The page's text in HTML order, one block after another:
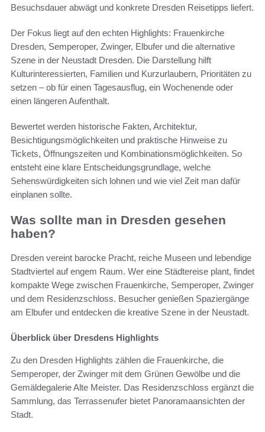
Besuchsdauer abwägt und konkrete Dresden Reisetipps liefert.
Der Fokus liegt auf den echten Highlights: Frauenkirche
Dresden, Semperoper, Zwinger, Elbufer und die alternative
Szene in der Neustadt Dresden. Die Darstellung hilft
Kulturinteressierten, Familien und Kurzurlaubern, Prioritäten zu
setzen – ob für einen Tagesausflug, ein Wochenende oder
einen längeren Aufenthalt.
Bewertet werden historische Fakten, Architektur,
Besichtigungsmöglichkeiten und praktische Hinweise zu
Tickets, Öffnungszeiten und Kombinationsmöglichkeiten. So
entsteht eine klare Entscheidungsgrundlage, welche
Sehenswürdigkeiten sich lohnen und wie viel Zeit man dafür
einplanen sollte.
Was sollte man in Dresden gesehen
haben?
Dresden vereint barocke Pracht, reiche Museen und lebendige
Stadtviertel auf engem Raum. Wer eine Städtereise plant, findet
kompakte Wege zwischen Frauenkirche, Semperoper, Zwinger
und dem Residenzschloss. Besucher genießen Spaziergänge
am Elbufer und entdecken die kreative Szene in der Neustadt.
Überblick über Dresdens Highlights
Zu den Dresden Highlights zählen die Frauenkirche, die
Semperoper, der Zwinger mit dem Grünen Gewölbe und die
Gemäldegalerie Alte Meister. Das Residenzschloss ergänzt die
Sammlung, das Terrassenufer bietet Panoramaansichten der
Stadt.